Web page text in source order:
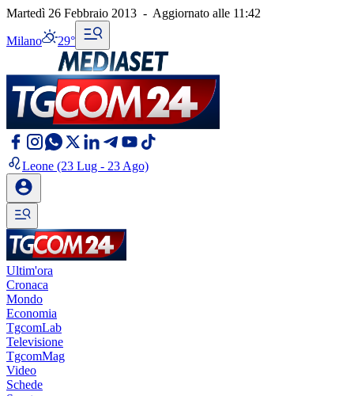
Martedì 26 Febbraio 2013 - Aggiornato alle 11:42
Milano 29°
Leone (23 Lug - 23 Ago)
Ultim'ora
Cronaca
Mondo
Economia
TgcomLab
Televisione
TgcomMag
Video
Schede